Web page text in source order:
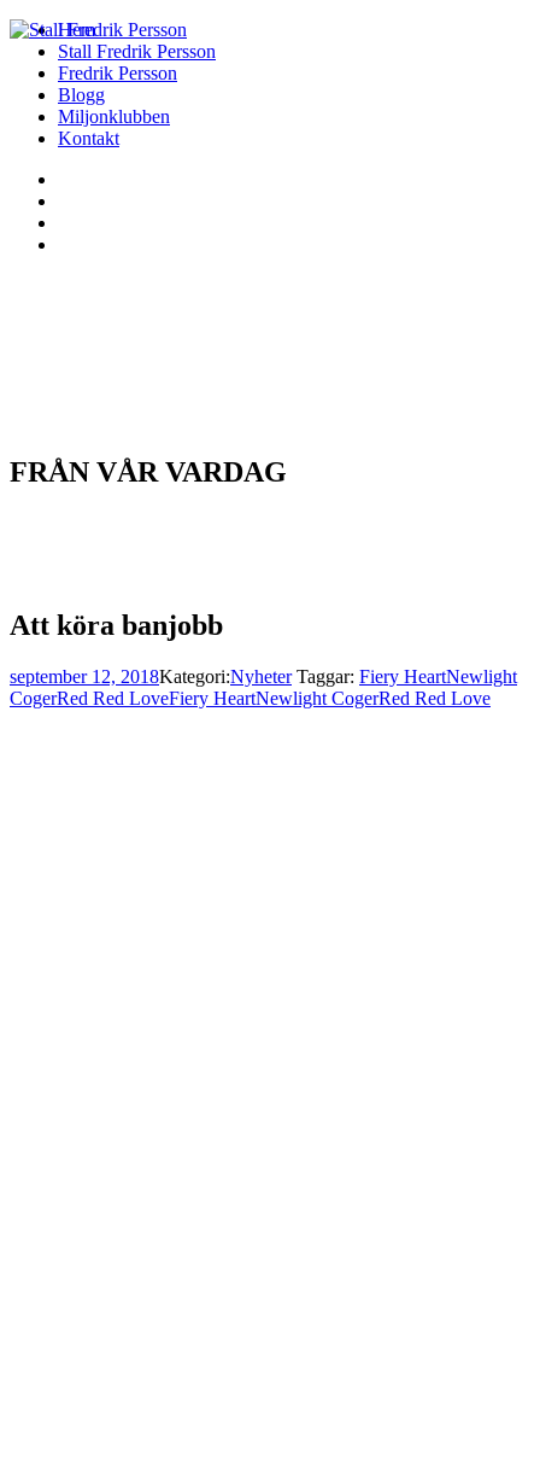
Hem
Stall Fredrik Persson
Fredrik Persson
Blogg
Miljonklubben
Kontakt
FRÅN VÅR VARDAG
Att köra banjobb
september 12, 2018Kategori:Nyheter Taggar: Fiery HeartNewlight
CogerRed Red LoveFiery HeartNewlight CogerRed Red Love